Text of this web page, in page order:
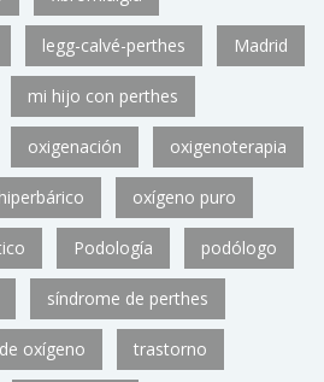
legg-calvé-perthes Madrid
mi hijo con perthes
oxigenación oxigenoterapia
oxígeno puro
Podología podólogo
síndrome de perthes
oxígeno trastorno